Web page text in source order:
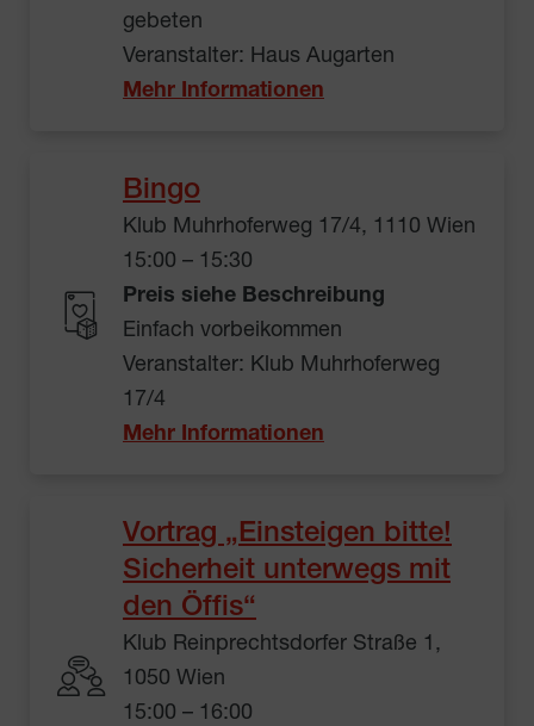
gebeten
Veranstalter: Haus Augarten
Mehr Informationen
Bingo
Klub Muhrhoferweg 17/4, 1110 Wien
15:00 – 15:30
Preis siehe Beschreibung
Einfach vorbeikommen
Veranstalter: Klub Muhrhoferweg
17/4
Mehr Informationen
Vortrag „Einsteigen bitte!
Sicherheit unterwegs mit
den Öffis“
Klub Reinprechtsdorfer Straße 1,
1050 Wien
15:00 – 16:00